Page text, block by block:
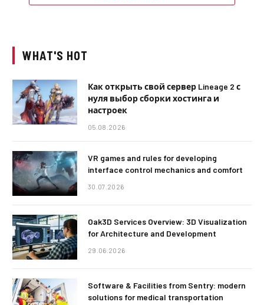
WHAT'S HOT
Как открыть свой сервер Lineage 2 с
нуля выбор сборки хостинга и
настроек
05.08.2026
VR games and rules for developing
interface control mechanics and comfort
30.07.2026
Oak3D Services Overview: 3D Visualization
for Architecture and Development
29.06.2026
Software & Facilities from Sentry: modern
solutions for medical transportation